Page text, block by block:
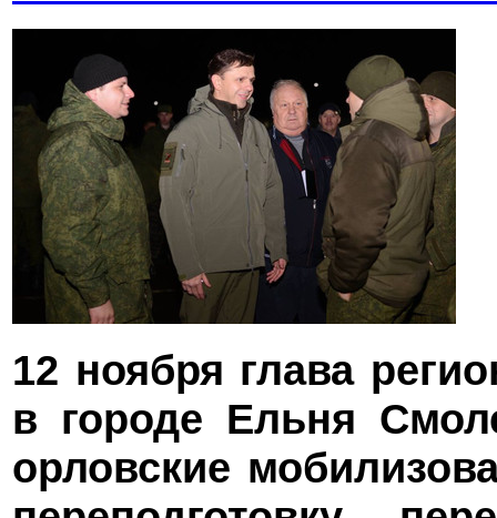
12 ноября глава
в городе Ельня
орловские